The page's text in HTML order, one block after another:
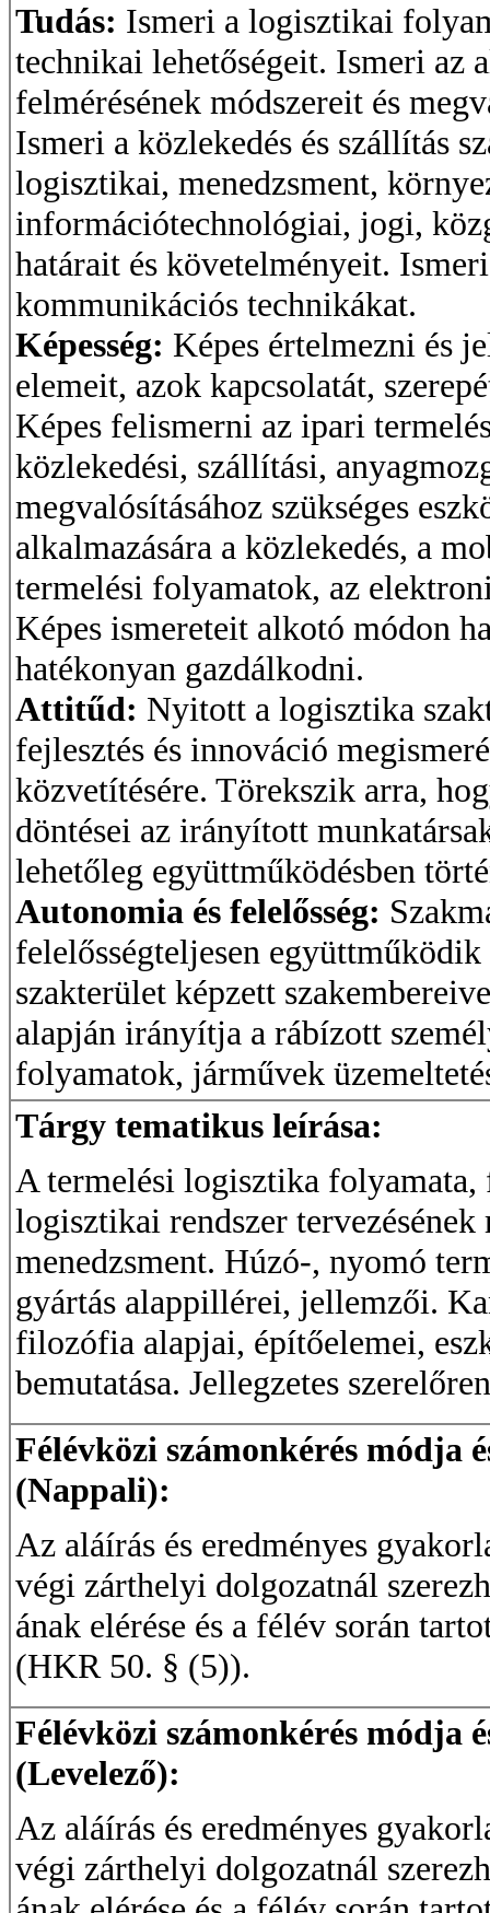
Tudás: Ismeri a logisztikai
technikai lehetőségeit. Ismeri az
felmérésének módszereit és
Ismeri a közlekedés és szállítás
logisztikai, menedzsment,
információtechnológiai, jogi,
határait és követelményeit.
kommunikációs technikákat.
Képesség: Képes értelmezni és
elemeit, azok kapcsolatát,
Képes felismerni az ipari
közlekedési, szállítási,
megvalósításához szükséges
alkalmazására a közlekedés, a
termelési folyamatok, az
Képes ismereteit alkotó módon
hatékonyan gazdálkodni.
Attitűd: Nyitott a logisztika
fejlesztés és innováció
közvetítésére. Törekszik arra,
döntései az irányított
lehetőleg együttműködésben
Autonomia és felelősség:
felelősségteljesen
szakterület képzett
alapján irányítja a rábízott
folyamatok, járművek
Tárgy tematikus leírása:
A termelési logisztika
logisztikai rendszer
menedzsment. Húzó-, nyomó
gyártás alappillérei, jellemzői.
filozófia alapjai, építőelemei,
bemutatása. Jellegzetes
Félévközi számonkérés módja
(Nappali):
Az aláírás és eredményes
végi zárthelyi dolgozatnál
ának elérése és a félév során
(HKR 50. § (5)).
Félévközi számonkérés módja
(Levelező):
Az aláírás és eredményes
végi zárthelyi dolgozatnál